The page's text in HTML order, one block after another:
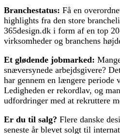
Branchestatus: Få en
highlights fra den store
365design.dk i form af en top
virksomheder og branchens
Et glødende jobmarked:
snæversynede arbejdsgivere?
har gennem en længere periode
Ledigheden er rekordlav, og
udfordringer med at rekruttere
Er du til salg? Flere danske
seneste år blevet solgt til